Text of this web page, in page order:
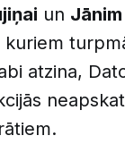
un
atzina,